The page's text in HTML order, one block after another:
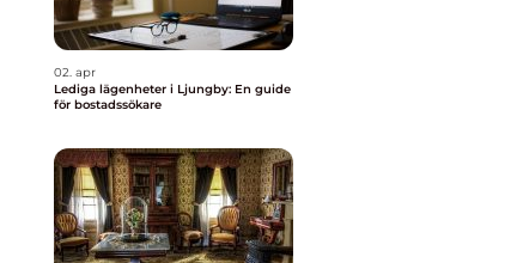
02. apr
Lediga lägenheter i Ljungby: En guide
för bostadssökare